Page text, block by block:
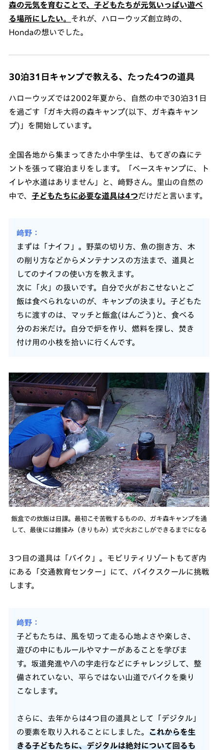
森の元気を育むことで、子どもたちが元気いっぱい遊べ
る場所にしたい。 それが、ハローウッズ創立時の、
Hondaの想いでした。
30泊31日キャンプで教える、たった4つの道具
ハローウッズでは2002年夏から、自然の中で30泊31日
を過ごす「ガキ大将の森キャンプ(以下、ガキ森キャン
プ)」を開始しています。
全国各地から集まってきた小中学生は、もてぎの森にテ
ントを張って寝泊まりをします。「ベースキャンプに、ト
イレや水道はありません」と、﨑野さん。里山の自然の
中で、 子どもたちに必要な道具は4つだけだと言います。
﨑野
まずは「ナイフ」。野菜の切り方、魚の捌き方、木
の削り方などからメンテナンスの方法まで、道具と
してのナイフの使い方を教えます。
次に「火」の扱いです。自分で火がおこせないとご
飯は食べられないのが、キャンプの決まり。子どもた
ちに渡すのは、マッチと飯盒(はんごう)と、食べる
分のお米だけ。自分で炉を作り、燃料を探し、焚き
付け用の小枝を拾いに行くんです。
飯盒での炊飯は日課。最初こそ苦戦するものの、ガキ森キャンプを通
して、最後には錐揉み（きりもみ）式で火おこしができるまでになる
3つ目の道具は「バイク」。モビリティリゾートもてぎ内
にある「交通教育センター」にて、バイクスクールに挑戦
します。
﨑野
子どもたちは、風を切って走る心地よさや楽しさ、
遊びの中にもルールやマナーがあることを学びま
す。坂道発進や八の字走行などにチャレンジして、整
備されていない、平らではない山道でバイクを乗り
こなします。
さらに、去年からは4つ目の道具として「デジタル」
の要素を取り入れることにしました。 これからを生
きる子どもたちに、デジタルは絶対について回るも